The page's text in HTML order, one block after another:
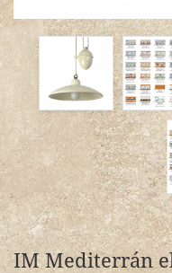
IM Mediterrán